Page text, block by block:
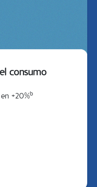
consumo
+20%b